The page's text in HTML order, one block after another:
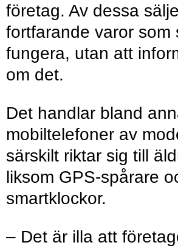
företag. Av dessa
fortfarande varor som
fungera, utan att
om det.
Det handlar bland
mobiltelefoner av
särskilt riktar sig till
liksom GPS-spårare
smartklockor.
– Det är illa att